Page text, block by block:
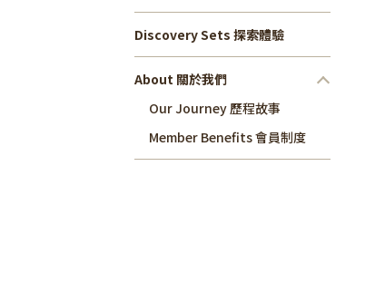
Discovery Sets 探索體驗
About 關於我們
Our Journey 歷程故事
Member Benefits 會員制度